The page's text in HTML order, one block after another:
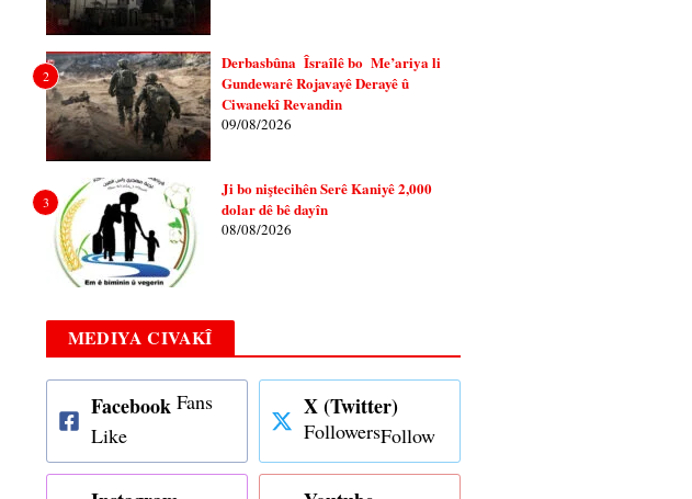
2
Derbasbûna Îsraîlê bo Me’ariya li
Gundewarê Rojavayê Derayê û
Ciwanekî Revandin
09/08/2026
3
Ji bo niştecihên Serê Kaniyê 2,000
dolar dê bê dayîn
08/08/2026
MEDIYA CIVAKÎ
Facebook Fans
Like
X (Twitter)
FollowersFollow